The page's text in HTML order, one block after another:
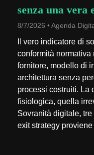
senza una vera
8/7/2026 • Agenda
Il vero indicatore di
conformità
fornitore, modello di
architettura senza
processi costruiti. La
fisiologica, quella
Sovranità digitale,
exit strategy